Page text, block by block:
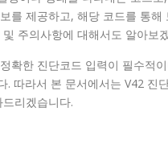
를 제공하고, 해당 코드를 통
주의사항에 대해서도 알아보
확한 진단코드 입력이 필수적
. 따라서 본 문서에서는 V42
리겠습니다.